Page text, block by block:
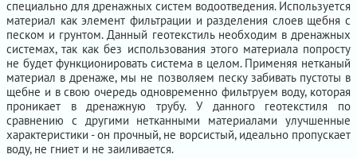
специально для дренажных систем водоотведения. Используется
материал как элемент фильтрации и разделения слоев щебня с
песком и грунтом. Данный геотекстиль необходим в дренажных
системах, так как без использования этого материала попросту
не будет функционировать система в целом. Применяя нетканый
материал в дренаже, мы не позволяем песку забивать пустоты в
щебне и в свою очередь одновременно фильтруем воду, которая
проникает в дренажную трубу. У данного геотекстиля по
сравнению с другими нетканными материалами улучшенные
характеристики - он прочный, не ворсистый, идеально пропускает
воду, не гниет и не заиливается.